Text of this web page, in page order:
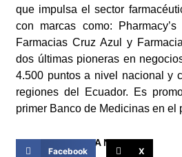
que impulsa el sector
con marcas como:
Farmacias Cruz Azul y
dos últimas pioneras en
4.500 puntos a nivel nacional y
regiones del Ecuador. Es
primer Banco de Medicinas en el
COMPARTIR ESTA NOTICIA
Facebook X